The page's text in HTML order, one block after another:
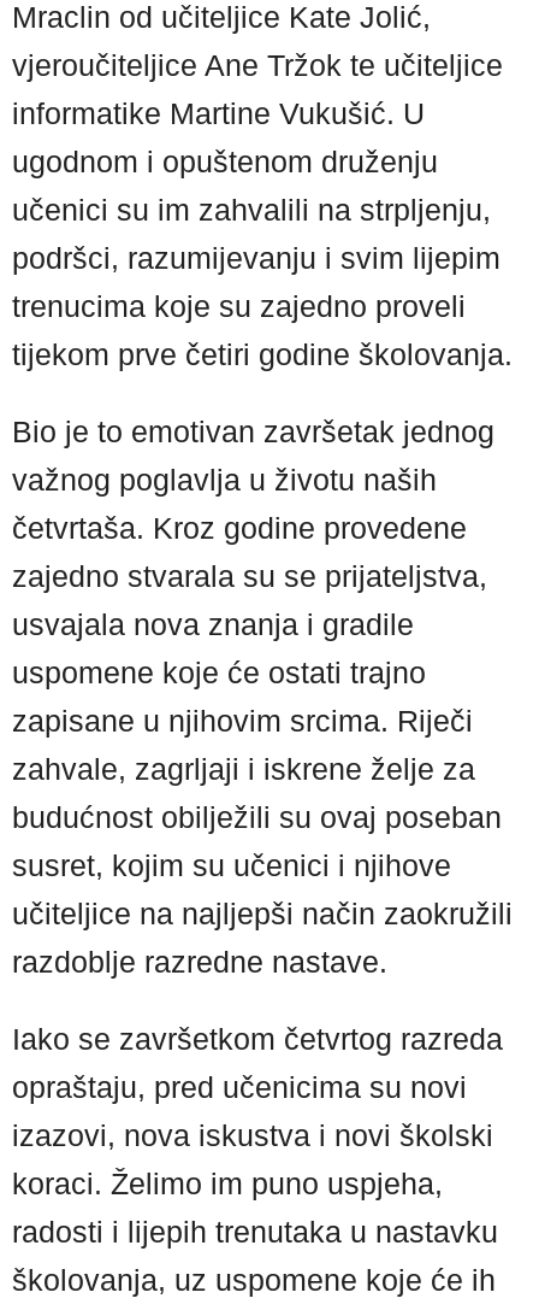
Mraclin od učiteljice Kate Jolić,
vjeroučiteljice Ane Tržok te učiteljice
informatike Martine Vukušić. U
ugodnom i opuštenom druženju
učenici su im zahvalili na strpljenju,
podršci, razumijevanju i svim lijepim
trenucima koje su zajedno proveli
tijekom prve četiri godine školovanja.
Bio je to emotivan završetak jednog
važnog poglavlja u životu naših
četvrtaša. Kroz godine provedene
zajedno stvarala su se prijateljstva,
usvajala nova znanja i gradile
uspomene koje će ostati trajno
zapisane u njihovim srcima. Riječi
zahvale, zagrljaji i iskrene želje za
budućnost obilježili su ovaj poseban
susret, kojim su učenici i njihove
učiteljice na najljepši način zaokružili
razdoblje razredne nastave.
Iako se završetkom četvrtog razreda
opraštaju, pred učenicima su novi
izazovi, nova iskustva i novi školski
koraci. Želimo im puno uspjeha,
radosti i lijepih trenutaka u nastavku
školovanja, uz uspomene koje će ih